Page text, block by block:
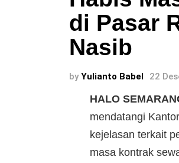
di Pasar
Nasib
by Yulianto Babel 22
HALO
mendatangi
kejelasan terkait
masa kontrak